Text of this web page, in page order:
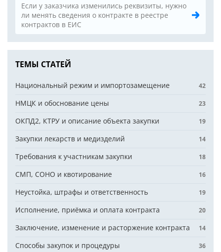
Если у заказчика изменились реквизиты, нужно
ли менять сведения о контракте в реестре
контрактов в ЕИС
ТЕМЫ СТАТЕЙ
Национальный режим и импортозамещение 42
НМЦК и обоснование цены 23
ОКПД2, КТРУ и описание объекта закупки 19
Закупки лекарств и медизделий 14
Требования к участникам закупки 18
СМП, СОНО и квотирование 16
Неустойка, штрафы и ответственность 19
Исполнение, приёмка и оплата контракта 20
Заключение, изменение и расторжение контракта 14
Способы закупок и процедуры 36